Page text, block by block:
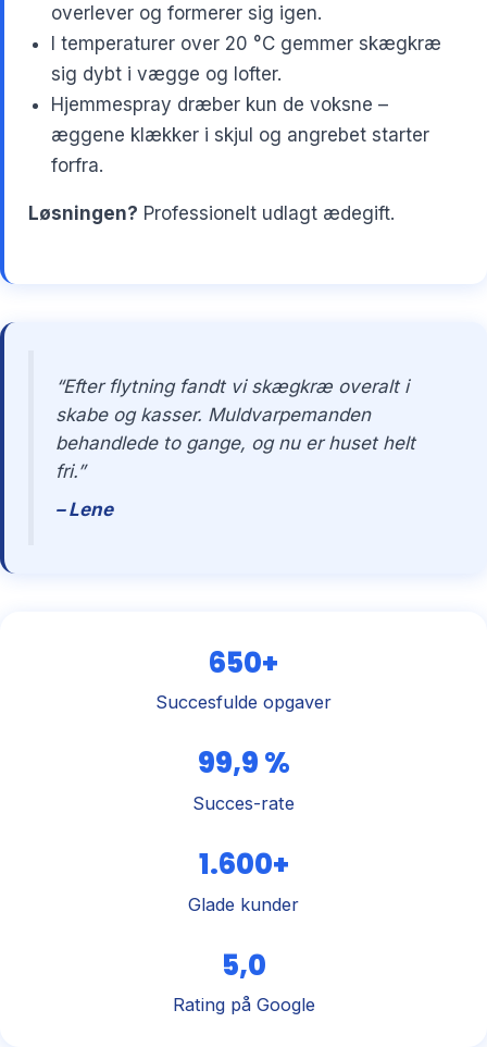
overlever og formerer sig igen.
I temperaturer over 20 °C gemmer skægkræ
sig dybt i vægge og lofter.
Hjemmespray dræber kun de voksne –
æggene klækker i skjul og angrebet starter
forfra.
Løsningen? Professionelt udlagt ædegift.
“Efter flytning fandt vi skægkræ overalt i
skabe og kasser. Muldvarpemanden
behandlede to gange, og nu er huset helt
fri.”
– Lene
650+
Succesfulde opgaver
99,9 %
Succes-rate
1.600+
Glade kunder
5,0
Rating på Google